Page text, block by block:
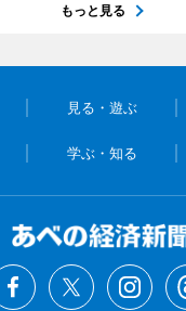
もっと見る
見る・遊ぶ
学ぶ・知る